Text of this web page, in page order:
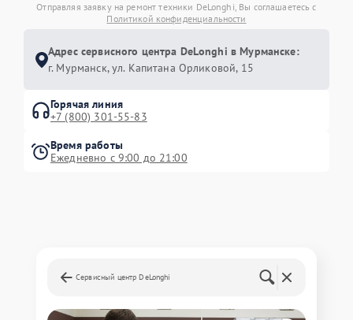
Отправляя заявку на ремонт техники DeLonghi, Вы соглашаетесь с
Политикой конфиденциальности
Адрес сервисного центра DeLonghi в Мурманске:
г. Мурманск, ул. Капитана Орликовой, 15
Горячая линия
+7 (800) 301-55-83
Время работы
Ежедневно с 9:00 до 21:00
Сервисный центр DeLonghi